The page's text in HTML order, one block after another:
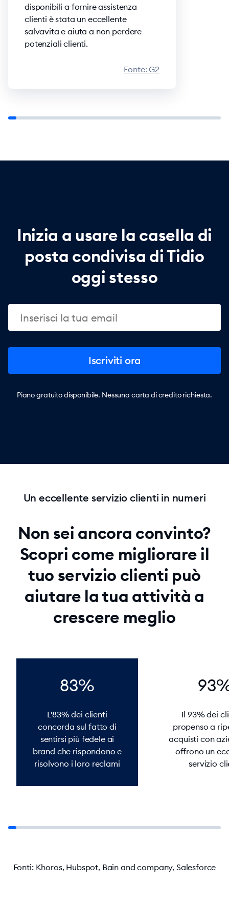
disponibili a fornire assistenza
clienti è stata un eccellente
salvavita e aiuta a non perdere
potenziali clienti.
Fonte:G2
Inizia a usare la casella di
posta condivisa di Tidio
oggi stesso
Iscriviti ora
Piano gratuito disponibile. Nessuna carta di credito richiesta.
Un eccellente servizio clienti in numeri
Non sei ancora convinto?
Scopri come migliorare il
tuo servizio clienti può
aiutare la tua attività a
crescere meglio
83%
L'83% dei clienti
concorda sul fatto di
sentirsi più fedele ai
brand che rispondono e
risolvono i loro reclami
Il 93% dei
propenso a
acquisti con
offrono un
servizio
Fonti: Khoros, Hubspot, Bain and company, Salesforce